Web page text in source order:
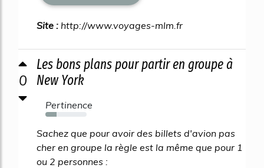
Site : http://www.voyages-mlm.fr
0
Les bons plans pour partir en groupe à
New York
Pertinence
27%
Sachez que pour avoir des billets d'avion pas
cher en groupe la règle est la même que pour 1
ou 2 personnes :